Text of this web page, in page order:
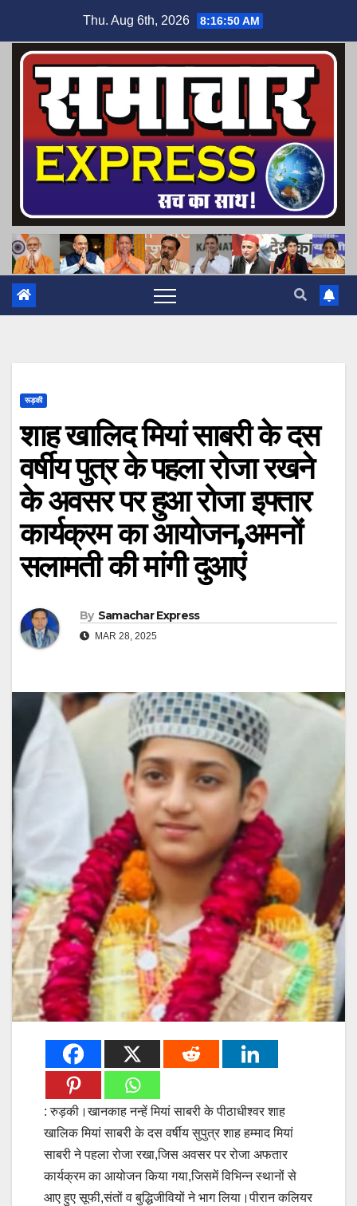
content
Thu. Aug 6th, 2026 8:16:51 AM
रूड़की
शाह खालिद मियां साबरी के दस
वर्षीय पुत्र के पहला रोजा रखने
के अवसर पर हुआ रोजा इफ्तार
कार्यक्रम का आयोजन,अमनों
सलामती की मांगी दुआएं
By Samachar Express
MAR 28, 2025
: रुड़की।खानकाह नन्हें मियां साबरी के पीठाधीश्वर शाह
खालिक मियां साबरी के दस वर्षीय सुपुत्र शाह हम्माद मियां
साबरी ने पहला रोजा रखा,जिस अवसर पर रोजा अफतार
कार्यक्रम का आयोजन किया गया,जिसमें विभिन्न स्थानों से
आए हुए सूफी,संतों व बुद्धिजीवियों ने भाग लिया।पीरान कलियर